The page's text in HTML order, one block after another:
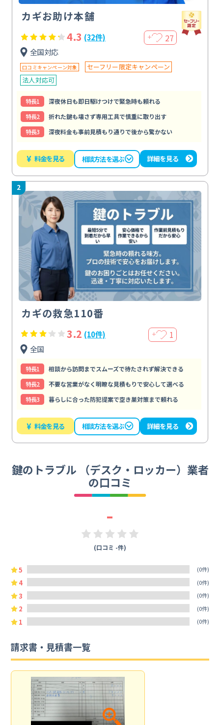
カギお助け本舗
4.3 (32件) ＋ 27
全国対応
口コミキャンペーン対象
セーフリー限定キャンペーン
法人対応可
特⻑1
深夜休日も即日駆けつけで緊急時も頼れる
特⻑2
折れた鍵も壊さず専用工具で慎重に取り出す
特⻑3
深夜料金も事前見積もり通りで後から驚かない
¥ 料金を見る 相談方法を選ぶ 詳細を見る
2
カギの救急110番
3.2 (10件) ＋ 1
全国
特⻑1
相談から訪問までスムーズで待たされず解決できる
特⻑2
不要な営業がなく明瞭な見積もりで安心して選べる
特⻑3
暮らしに合った防犯提案で空き巣対策まで頼れる
¥ 料金を見る 相談方法を選ぶ 詳細を見る
鍵のトラブル （デスク・ロッカー）業者
の口コミ
-
(口コミ -件)
5 (0件)
4 (0件)
3 (0件)
2 (0件)
1 (0件)
請求書・見積書一覧